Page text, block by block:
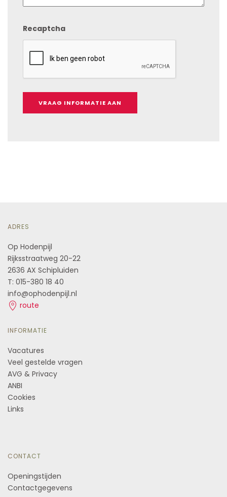
Recaptcha
ADRES
Op Hodenpijl
Rijksstraatweg 20-22
2636 AX Schipluiden
T: 015-380 18 40
info@ophodenpijl.nl
route
INFORMATIE
Vacatures
Veel gestelde vragen
AVG & Privacy
ANBI
Cookies
Links
CONTACT
Openingstijden
Contactgegevens